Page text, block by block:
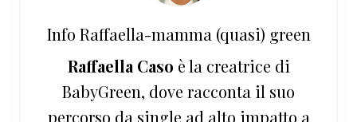
Info Raffaella-mamma (quasi) green
Raffaella Caso è la creatrice di
BabyGreen, dove racconta il suo
percorso da single ad alto impatto a